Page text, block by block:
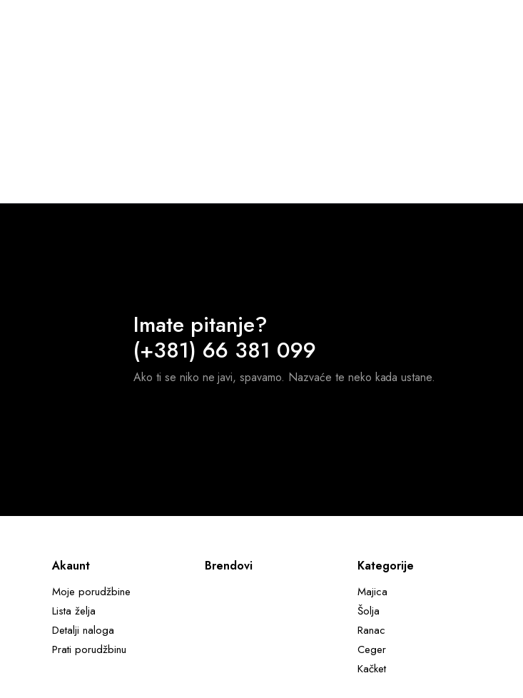
Imate pitanje?
(+381) 66 381 099
Ako ti se niko ne javi, spavamo. Nazvaće te neko kada ustane.
Akaunt
Moje porudžbine
Lista želja
Detalji naloga
Prati porudžbinu
Brendovi Kategorije
Majica
Šolja
Ranac
Ceger
Kačket